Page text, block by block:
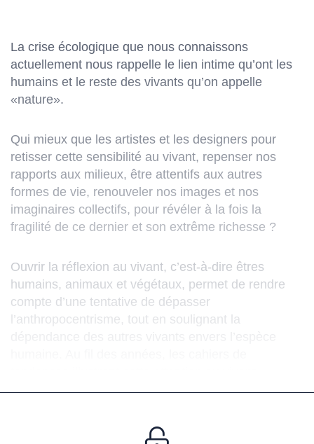
La crise écologique que nous connaissons
actuellement nous rappelle le lien intime qu’ont les
humains et le reste des vivants qu’on appelle
«nature».
Qui mieux que les artistes et les designers pour
retisser cette sensibilité au vivant, repenser nos
rapports aux milieux, être attentifs aux autres
formes de vie, renouveler nos images et nos
imaginaires collectifs, pour révéler à la fois la
fragilité de ce dernier et son extrême richesse ?
Ouvrir la réflexion au vivant, c’est-à-dire êtres
humains, animaux et végétaux, permet de rendre
compte d’une tentative de dépasser
l’anthropocentrisme, tout en soulignant la